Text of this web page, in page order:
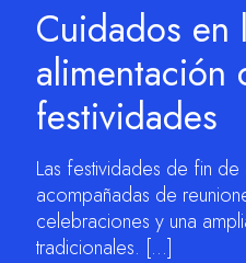
Cuidados en
alimentación
festividades
Las festividades de fin de
acompañadas de
celebraciones y una
tradicionales. […]